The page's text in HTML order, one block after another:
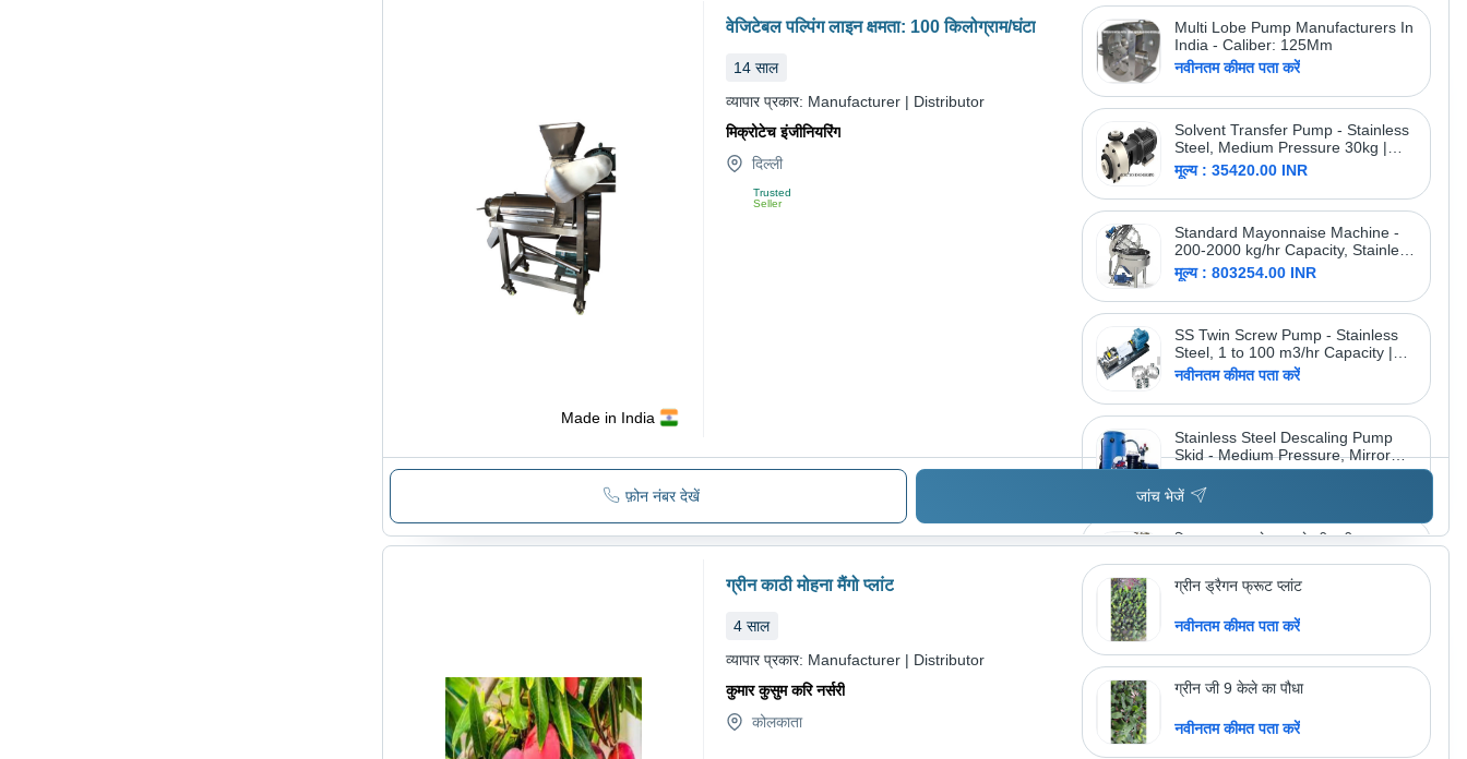
नवीनतम कीमत पता करें
अधिक उत्पाद देखें फ़ूड एंड बायोटेक ेंगिनीर्स इंडिया
Made in India
वेजिटेबल पल्पिंग लाइन क्षमता: 100 किलोग्राम/घंटा
14 साल
व्यापार प्रकार: Manufacturer | Distributor
मिक्रोटेच इंजीनियरिंग
दिल्ली
Trusted
Seller
Multi Lobe Pump Manufacturers In
India - Caliber: 125Mm
नवीनतम कीमत पता करें
Solvent Transfer Pump - Stainless
Steel, Medium Pressure 30kg |
Centrifugal Single Stage, Flame
Proof Motor, Back Pull Out Design,
Open/Close Impeller, High
Efficiency
मूल्य : 35420.00 INR
Standard Mayonnaise Machine -
200-2000 kg/hr Capacity, Stainless
Steel Design, Integrated High
Shear Mixer, FDA Approved
Components, Advanced Agitation
& Homogenization Features
मूल्य : 803254.00 INR
SS Twin Screw Pump - Stainless
Steel, 1 to 100 m3/hr Capacity |
Automatic, PLC Control, High
Consumption
नवीनतम कीमत पता करें
Stainless Steel Descaling Pump
Skid - Medium Pressure, Mirror
Polish Finish | Centrifugal Single
Stage, Back Pull Out Design,
Flame Proof Motor, Versatile
Applications
सिल्वर परफ्यूम जेल बनाने की मशीन
मूल्य : 71998.00 INR
अधिक उत्पाद देखें मिक्रोटेच इंजीनियरिंग
फ़ोन नंबर देखें जांच भेजें
ग्रीन काठी मोहना मैंगो प्लांट
4 साल
व्यापार प्रकार: Manufacturer | Distributor
कुमार कुसुम करि नर्सरी
कोलकाता
ग्रीन ड्रैगन फ्रूट प्लांट
नवीनतम कीमत पता करें
ग्रीन जी 9 केले का पौधा
नवीनतम कीमत पता करें